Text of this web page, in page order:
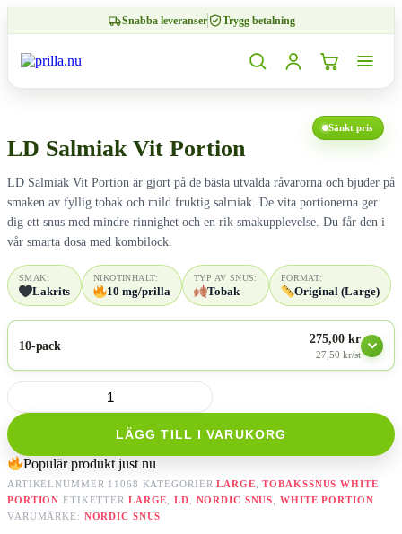
Snabba leveranser Trygg betalning
0
Sänkt pris
LD Salmiak Vit Portion
LD Salmiak Vit Portion är gjort på de bästa utvalda råvarorna och bjuder på
smaken av fyllig tobak och mild fruktig salmiak. De vita portionerna ger
dig ett snus med mindre rinnighet och en rik smakupplevelse. Du får den i
vår smarta dosa med kombilock.
SMAK:
Lakrits
NIKOTINHALT:
10 mg/prilla
TYP AV SNUS:
Tobak
FORMAT:
Original (Large)
10-pack
275,00 kr
27,50 kr/st
LÄGG TILL I VARUKORG
Populär produkt just nu
ARTIKELNUMMER 11068 KATEGORIER LARGE,TOBAKSSNUS WHITE
PORTION ETIKETTER LARGE,LD, NORDIC SNUS,WHITE PORTION
VARUMÄRKE: NORDIC SNUS